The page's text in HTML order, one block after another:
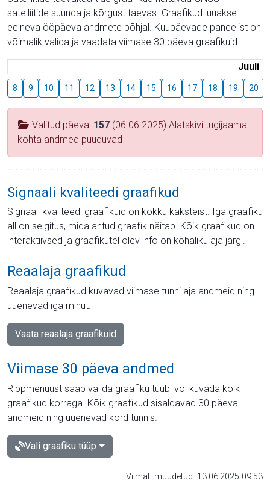
satelliitide suunda ja kõrgust taevas. Graafikud luuakse
eelneva ööpäeva andmete põhjal. Kuupäevade paneelist on
võimalik valida ja vaadata viimase 30 päeva graafikuid.
Juuli
8 9 10 11 12 13 14 15 16 17 18 19 20
Valitud päeval 157 (06.06.2025) Alatskivi tugijaama
kohta andmed puuduvad
Signaali kvaliteedi graafikud
Signaali kvaliteedi graafikuid on kokku kaksteist. Iga graafiku
all on selgitus, mida antud graafik näitab. Kõik graafikud on
interaktiivsed ja graafikutel olev info on kohaliku aja järgi.
Reaalaja graafikud
Reaalaja graafikud kuvavad viimase tunni aja andmeid ning
uuenevad iga minut.
Vaata reaalaja graafikuid
Viimase 30 päeva andmed
Rippmenüüst saab valida graafiku tüübi või kuvada kõik
graafikud korraga. Kõik graafikud sisaldavad 30 päeva
andmeid ning uuenevad kord tunnis.
Vali graafiku tüüp
Viimati muudetud: 13.06.2025 09:53